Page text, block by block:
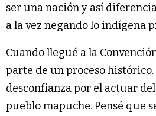
ser una nación y así
a la vez negando lo indígena
Cuando llegué a la
parte de un proceso
desconfianza por el actuar
pueblo mapuche. Pensé que